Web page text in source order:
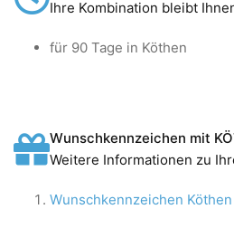
Ihre Kombination bleibt
für 90 Tage in Köthen
Wunschkennzeichen mit
Weitere Informationen zu
Wunschkennzeichen Köthen